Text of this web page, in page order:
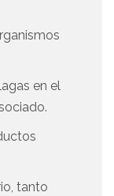
en el
tanto